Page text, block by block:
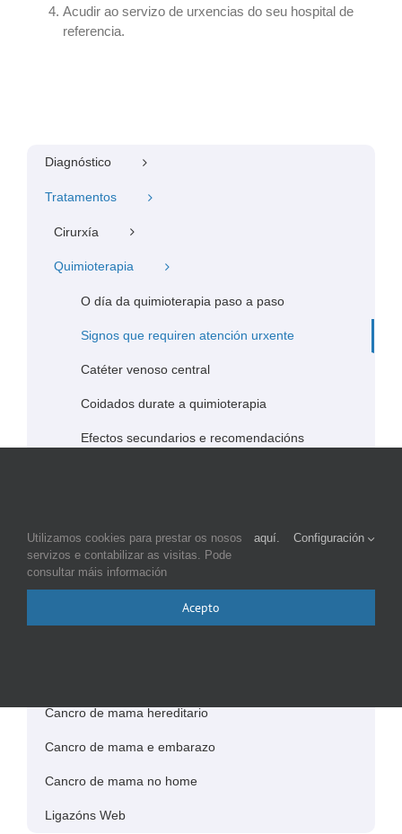
Acudir ao servizo de urxencias do seu hospital de
referencia.
Diagnóstico
Tratamentos
Cirurxía
Quimioterapia
O día da quimioterapia paso a paso
Signos que requiren atención urxente
Catéter venoso central
Coidados durate a quimioterapia
Efectos secundarios e recomendacións
Terapia biolóxica
Despois do cancro
Cancro de mama hereditario
Cancro de mama e embarazo
Cancro de mama no home
Ligazóns Web
Utilizamos cookies para prestar os nosos
servizos e contabilizar as visitas. Pode
consultar máis información
aquí. Configuración
Acepto